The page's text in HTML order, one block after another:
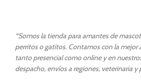
“Somos la tienda para amantes de
perritos o gatitos. Contamos con la mejor
tanto presencial como online y en
despacho, envíos a regiones, veterinaria y